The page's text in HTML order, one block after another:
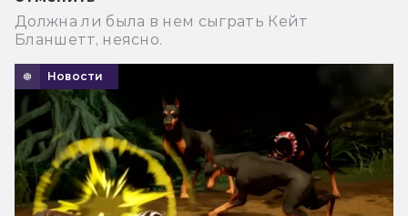
Должна ли была в нем сыграть Кейт
Бланшетт, неясно.
Новости